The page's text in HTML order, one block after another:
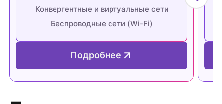
Конвергентные и виртуальные сети
Беспроводные сети (Wi-Fi)
Подробнее